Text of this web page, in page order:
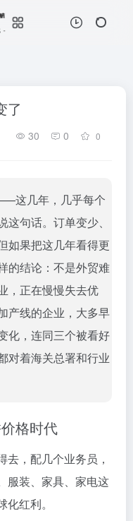
了
30 0 0
这几年，几乎每个
句话。订单变少、
如果把这几年看得更
的结论：不是外贸难
，正在慢慢失去优
产线的企业，大多早
化，连同三个被看好
着海关总署和行业
格时代
，配几个业务员，
服装、家具、家电这
红利。